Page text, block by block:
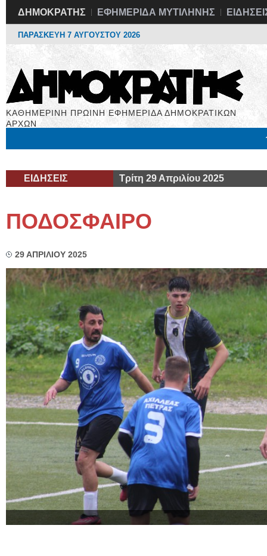
ΔΗΜΟΚΡΑΤΗΣ ΕΦΗΜΕΡΙΔΑ ΜΥΤΙΛΗΝΗΣ
ΠΑΡΑΣΚΕΥΗ 7 ΑΥΓΟΥΣΤΟΥ 2026
ΚΑΘΗΜΕΡΙΝΗ ΠΡΩΙΝΗ ΕΦΗΜΕΡΙΔΑ ΔΗΜΟΚΡΑΤΙΚΩΝ
ΑΡΧΩΝ
ΕΙΔΗΣΕΙΣ Τρίτη 29 Απριλίου 2025
ΠΟΔΟΣΦΑΙΡΟ
29 ΑΠΡΙΛΙΟΥ 2025